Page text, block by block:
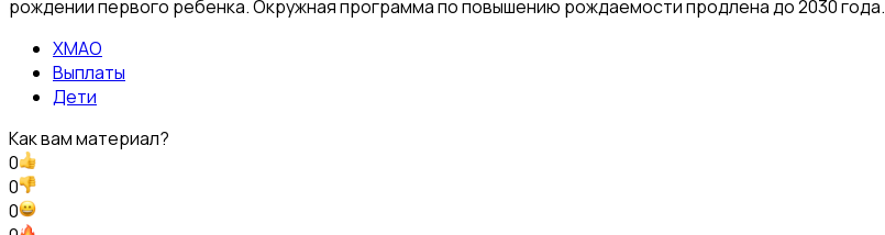
рождении первого ребенка. Окружная программа по повышению рождаемости продлена до 2030 года.
ХМАО
Выплаты
Дети
Как вам материал?
0
0
0